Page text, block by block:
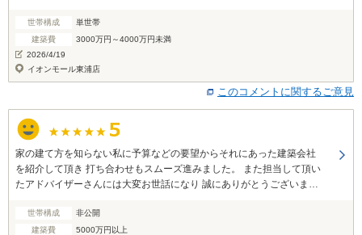
じています。 ありがとうございました。
世帯構成
単世帯
建築費
3000万円～4000万円未満
2026/4/19
イオンモール東浦店
このコメントに関するご意見
家の建て方を知らない私に予算などの要望からそれにあった建築会社
を紹介して頂き 打ち合わせもスムーズ進みました。 また担当して頂い
たアドバイザーさんには大変お世話になり 誠にありがとうございまし
世帯構成
非公開
建築費
5000万円以上